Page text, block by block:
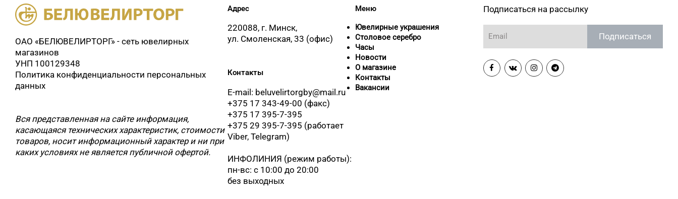
ОАО «БЕЛЮВЕЛИРТОРГ» - сеть ювелирных
магазинов
УНП 100129348
Политика конфиденциальности персональных
данных
Вся представленная на сайте информация,
касающаяся технических характеристик, стоимости
товаров, носит информационный характер и ни при
каких условиях не является публичной офертой.
Адрес
220088, г. Минск,
ул. Смоленская, 33 (офис)
Контакты
E-mail: beluvelirtorgby@mail.ru
+375 17 343-49-00 (факс)
+375 17 395-7-395
+375 29 395-7-395 (работает
Viber, Telegram)
ИНФОЛИНИЯ (режим работы):
пн-вс: с 10:00 до 20:00
без выходных
Меню
Ювелирные украшения
Столовое серебро
Часы
Новости
О магазине
Контакты
Вакансии
Подписаться на рассылку
Подписаться